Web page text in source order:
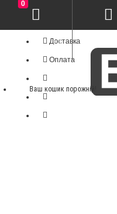
Доставка
Оплата
0
Ваш кошик порожній!